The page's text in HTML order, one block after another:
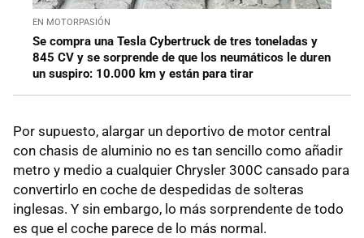
EN MOTORPASIÓN
Se compra una Tesla Cybertruck de tres toneladas y
845 CV y se sorprende de que los neumáticos le duren
un suspiro: 10.000 km y están para tirar
Por supuesto, alargar un deportivo de motor central
con chasis de aluminio no es tan sencillo como añadir
metro y medio a cualquier Chrysler 300C cansado para
convertirlo en coche de despedidas de solteras
inglesas. Y sin embargo, lo más sorprendente de todo
es que el coche parece de lo más normal.